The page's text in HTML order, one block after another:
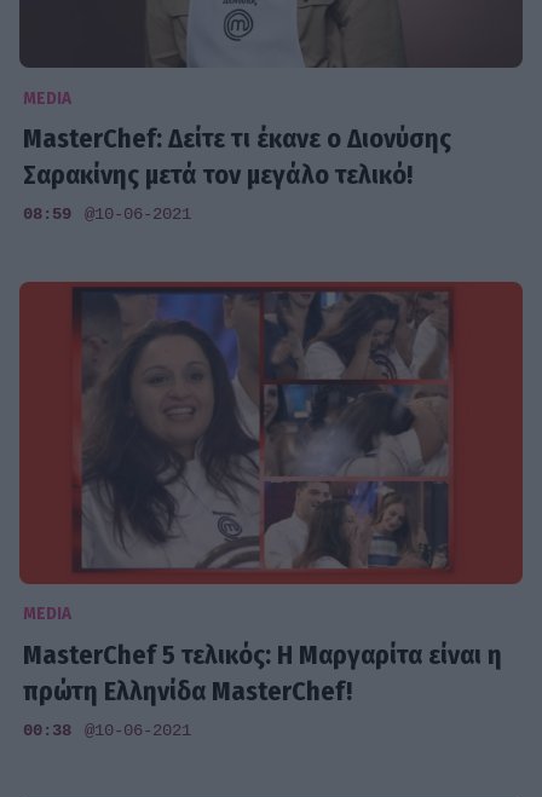
MEDIA
MasterChef: Δείτε τι έκανε ο Διονύσης
Σαρακίνης μετά τον μεγάλο τελικό!
08:59 @10-06-2021
MEDIA
MasterChef 5 τελικός: Η Μαργαρίτα είναι η
πρώτη Ελληνίδα MasterChef!
00:38 @10-06-2021